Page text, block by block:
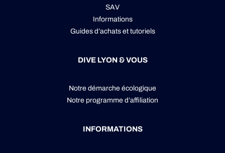
SAV
Informations
Guides d’achats et tutoriels
DIVE LYON & VOUS
Notre démarche écologique
Notre programme d’affiliation
INFORMATIONS